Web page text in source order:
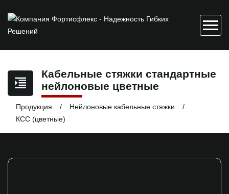
Кабельные стяжки стандартные
нейлоновые цветные
Продукция
Нейлоновые кабельные стяжки
КСС (цветные)